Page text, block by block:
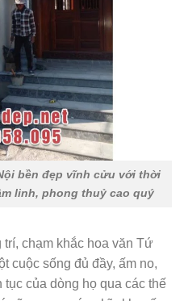
bền đẹp vĩnh cửu với thời
linh, phong thuỷ cao quý
chạm khắc hoa văn Tứ
cuộc sống đủ đầy, ấm no,
của dòng họ qua các thế